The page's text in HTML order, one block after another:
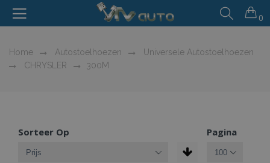
0
Home Autostoelhoezen
Universele Autostoelhoezen
CHRYSLER
300M
Sorteer Op Pagina